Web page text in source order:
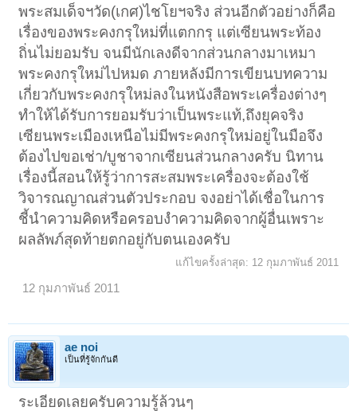
พระสมเด็จฯวัด(เกศ)ไชโยฯจริง ส่วนอีกตัวอย่างก็คือ
เรื่องของพระคงกรุใหม่ที่แตกกรุ แต่เซียนพระท้อง
ถิ่นไม่ยอมรับ จนมีนักเลงดีจากส่วนกลางมาเหมา
พระคงกรุใหม่ไปหมด ภายหลังมีการเขียนบทความ
เกี่ยวกับพระคงกรุใหม่ลงในหนังสือพระเครื่องต่างๆ
ทำให้ได้รับการยอมรับว่าเป็นพระแท้,ถึงยุคจริง
เซียนพระเมืองเหนือไม่มีพระคงกรุใหม่อยู่ในมือจึง
ต้องไปขอเช่า/บูชาจากเซียนส่วนกลางครับ นิทาน
เรื่องนี้สอนให้รู้ว่าการสะสมพระเครื่องจะต้องใช้
วิจารณญาณส่วนตัวประกอบ จงอย่าได้เชื่อในการ
ชี้นำความคิดหรือครอบงำความคิดจากผู้อื่นเพราะ
ผลลัพภ์สุดท้ายตกอยู่กับตนเองครับ
แก้ไขครั้งล่าสุด: 12 กุมภาพันธ์ 2011
12 กุมภาพันธ์ 2011
ae noi
เป็นที่รู้จักกันดี
ระเอียดเลยครับความรู้ล้วนๆ